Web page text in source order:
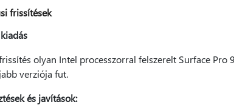
frissítések
olyan Intel processzorral felszerelt Surface Pro
verziója fut.
és javítások: